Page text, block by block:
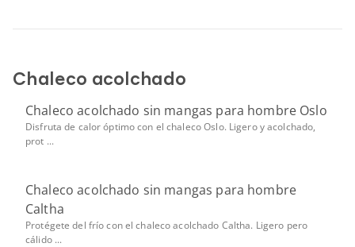
Chaleco acolchado
Chaleco acolchado sin mangas para hombre Oslo
Disfruta de calor óptimo con el chaleco Oslo. Ligero y acolchado,
prot ...
Chaleco acolchado sin mangas para hombre
Caltha
Protégete del frío con el chaleco acolchado Caltha. Ligero pero
cálido ...